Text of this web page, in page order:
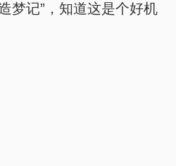
梦记”，知道这是个好机